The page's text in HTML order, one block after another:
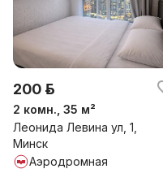
200 р.
2 комн., 35 м²
Леонида Левина ул, 1,
Минск
Аэродромная